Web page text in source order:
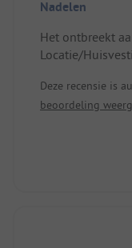
3*.
en lijken bijna
handzeep in de
Het zwembad is
Locatie/
comfort om te
uitrusting om
waterkoker die
Nadelen
Het ontbreekt
Locatie/
onhoudbaar!
Geen muggen
Deze recensie is
beoordeling